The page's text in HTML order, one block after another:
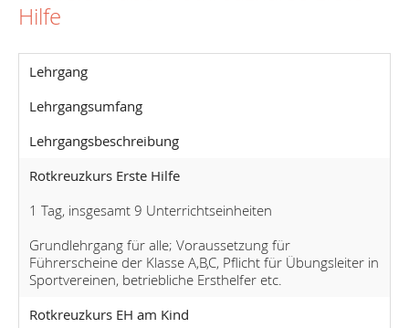
Hilfe
Lehrgang
Lehrgangsumfang
Lehrgangsbeschreibung
Rotkreuzkurs Erste Hilfe
1 Tag, insgesamt 9 Unterrichtseinheiten
Grundlehrgang für alle; Voraussetzung für
Führerscheine der Klasse A,B,C, Pflicht für Übungsleiter in
Sportvereinen, betriebliche Ersthelfer etc.
Rotkreuzkurs EH am Kind